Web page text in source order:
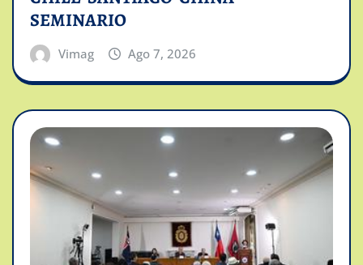
SEMINARIO
Vimag Ago 7, 2026